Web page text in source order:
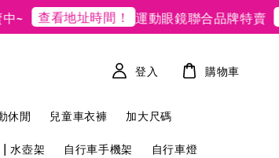
查看地址時間！ 運動眼鏡聯合品牌特賣 現
休閒 兒童車衣褲 加大尺碼
| 水壺架 自行車手機架 自行車燈
登入 購物車